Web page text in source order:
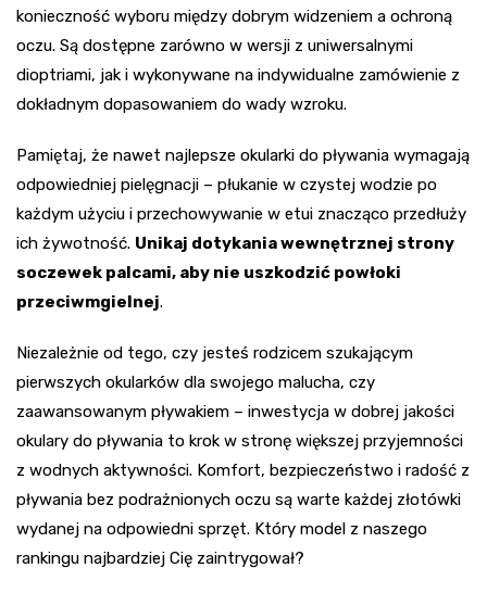
konieczność wyboru między dobrym widzeniem a ochroną
oczu. Są dostępne zarówno w wersji z uniwersalnymi
dioptriami, jak i wykonywane na indywidualne zamówienie z
dokładnym dopasowaniem do wady wzroku.
Pamiętaj, że nawet najlepsze okularki do pływania wymagają
odpowiedniej pielęgnacji – płukanie w czystej wodzie po
każdym użyciu i przechowywanie w etui znacząco przedłuży
ich żywotność. Unikaj dotykania wewnętrznej strony
soczewek palcami, aby nie uszkodzić powłoki
przeciwmgielnej.
Niezależnie od tego, czy jesteś rodzicem szukającym
pierwszych okularków dla swojego malucha, czy
zaawansowanym pływakiem – inwestycja w dobrej jakości
okulary do pływania to krok w stronę większej przyjemności
z wodnych aktywności. Komfort, bezpieczeństwo i radość z
pływania bez podrażnionych oczu są warte każdej złotówki
wydanej na odpowiedni sprzęt. Który model z naszego
rankingu najbardziej Cię zaintrygował?